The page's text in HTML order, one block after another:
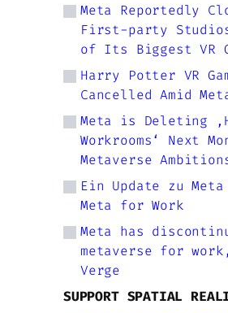
Meta Reportedly
First-party Studios
of Its Biggest VR
Harry Potter VR
Cancelled Amid
Meta is Deleting
Workrooms‘ Next
Metaverse
Ein Update zu
Meta for Work
Meta has
metaverse for
Verge
SUPPORT SPATIAL